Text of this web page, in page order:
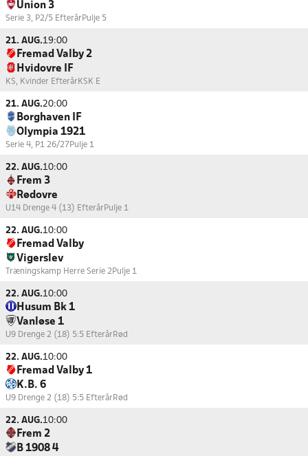
Union 3
Serie 3, P2/5 EfterårPulje 5
21. AUG.19:00
Fremad Valby 2
Hvidovre IF
KS, Kvinder EfterårKSK E
21. AUG.20:00
Borghaven IF
Olympia 1921
Serie 4, P1 26/27 Pulje 1
22. AUG.10:00
Frem 3
Rødovre
U14 Drenge 4 (13) EfterårPulje 1
22. AUG.10:00
Fremad Valby
Vigerslev
Træningskamp Herre Serie 2 Pulje 1
22. AUG.10:00
Husum Bk 1
Vanløse 1
U9 Drenge 2 (18) 5:5 EfterårRød
22. AUG.10:00
Fremad Valby 1
K.B. 6
U9 Drenge 2 (18) 5:5 EfterårRød
22. AUG.10:00
Frem 2
B 1908 4